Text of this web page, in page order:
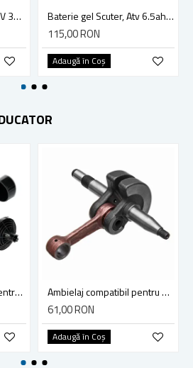
Baterie ATV CF Moto, 12V 30 Ah, WTX30L-BS ( YTX30L-BS ) Baterie gel Scuter, Atv 6.5ah 12V
115,00 RON
Adaugă în Coş
Accesoriu motocoasa pentru suflat frunze, Blade, 13.5 m3/minut, diametru teava 28mm - Tija 9 dinti Ambielaj compatibil pentru drujba Husqvarna 365, 371, 372
61,00 RON
Adaugă în Coş